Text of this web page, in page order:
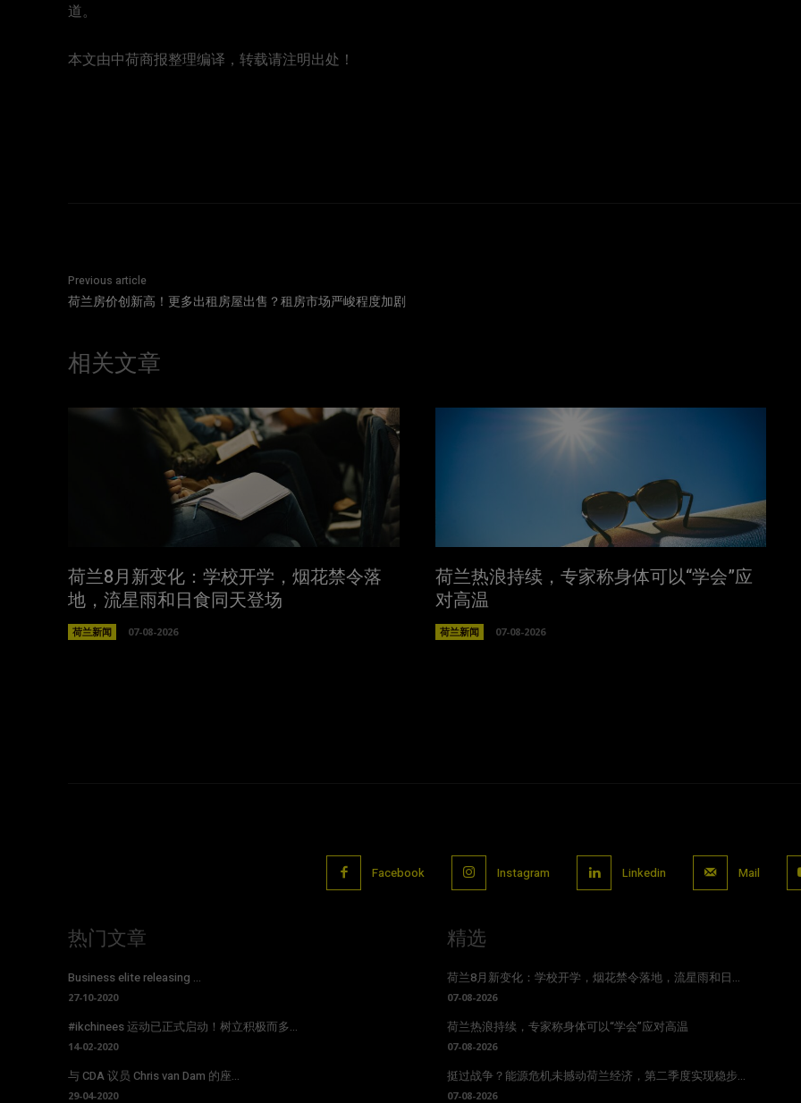
道。
本文由中荷商报整理编译，转载请注明出处！
Previous article
荷兰房价创新高！更多出租房屋出售？租房市场严峻程度加剧
相关文章
荷兰8月新变化：学校开学，烟花禁令落
地，流星雨和日食同天登场
荷兰新闻 07-08-2026
荷兰热浪持续，专家称身体可以“学会”应
对高温
荷兰新闻 07-08-2026
Facebook Instagram Linkedin Mail
热门文章
Business elite releasing ...
27-10-2020
#ikchinees 运动已正式启动！树立积极而多...
14-02-2020
与 CDA 议员 Chris van Dam 的座...
29-04-2020
精选
荷兰8月新变化：学校开学，烟花禁令落地，流星雨和日...
07-08-2026
荷兰热浪持续，专家称身体可以“学会”应对高温
07-08-2026
挺过战争？能源危机未撼动荷兰经济，第二季度实现稳步...
07-08-2026